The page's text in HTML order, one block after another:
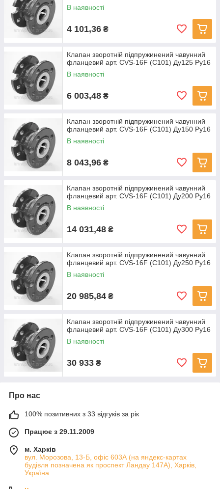
В наявності
4 101,36 ₴
Клапан зворотній підпружинений чавунний
фланцевий арт. CVS-16F (C101) Ду125 Ру16
В наявності
6 003,48 ₴
Клапан зворотній підпружинений чавунний
фланцевий арт. CVS-16F (C101) Ду150 Ру16
В наявності
8 043,96 ₴
Клапан зворотній підпружинений чавунний
фланцевий арт. CVS-16F (C101) Ду200 Ру16
В наявності
14 031,48 ₴
Клапан зворотній підпружинений чавунний
фланцевий арт. CVS-16F (C101) Ду250 Ру16
В наявності
20 985,84 ₴
Клапан зворотній підпружинений чавунний
фланцевий арт. CVS-16F (C101) Ду300 Ру16
В наявності
30 933 ₴
Про нас
100% позитивних з 33 відгуків за рік
Працює з 29.11.2009
м. Харків
вул. Морозова, 13-Б, офіс 603А (на яндекс-картах
будівля позначена як проспект Ландау 147А), Харків,
Україна